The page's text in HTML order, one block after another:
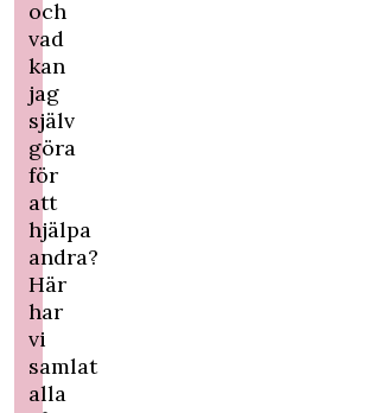
och
vad
kan
jag
själv
göra
för
att
hjälpa
andra?
Här
har
vi
samlat
alla